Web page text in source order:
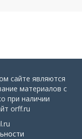
сайте являются
материалов с
при наличии
orff.ru